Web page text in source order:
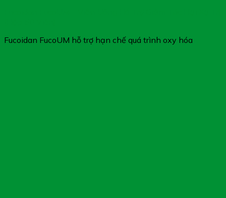
Fucoidan FucoUM hỗ trợ hạn chế quá trình oxy hóa